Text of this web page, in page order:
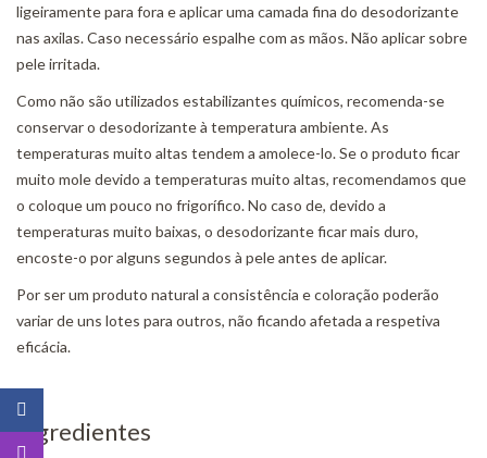
ligeiramente para fora e aplicar uma camada fina do desodorizante
nas axilas. Caso necessário espalhe com as mãos. Não aplicar sobre
pele irritada.
Como não são utilizados estabilizantes químicos, recomenda-se
conservar o desodorizante à temperatura ambiente. As
temperaturas muito altas tendem a amolece-lo. Se o produto ficar
muito mole devido a temperaturas muito altas, recomendamos que
o coloque um pouco no frigorífico. No caso de, devido a
temperaturas muito baixas, o desodorizante ficar mais duro,
encoste-o por alguns segundos à pele antes de aplicar.
Por ser um produto natural a consistência e coloração poderão
variar de uns lotes para outros, não ficando afetada a respetiva
eficácia.
Ingredientes